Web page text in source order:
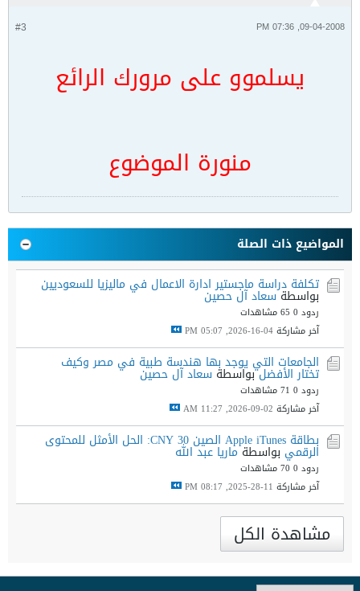
#3 09-04-2008, 07:36 PM
يسلموو على مرورك الرائع
منورة الموضوع
المواضيع ذات الصلة
تكلفة دراسة ماجستير ادارة الاعمال في ماليزيا للسعوديين
بواسطةسعاد آل حصين
ردود 0
65 مشاهدات
آخر مشاركة04-16-2026, 05:07 PM
الجامعات التي يوجد بها هندسة طبية في مصر وكيف
تختار الأفضلبواسطة سعاد آل حصين
ردود 0
71 مشاهدات
آخر مشاركة 02-09-2026, 11:27 AM
بطاقة Apple iTunes الصين 30 CNY: الحل الأمثل للمحتوى
الرقمي بواسطةماريا عبد الله
ردود 0
70 مشاهدات
آخر مشاركة 11-28-2025, 08:17 PM
مشاهدة الكل